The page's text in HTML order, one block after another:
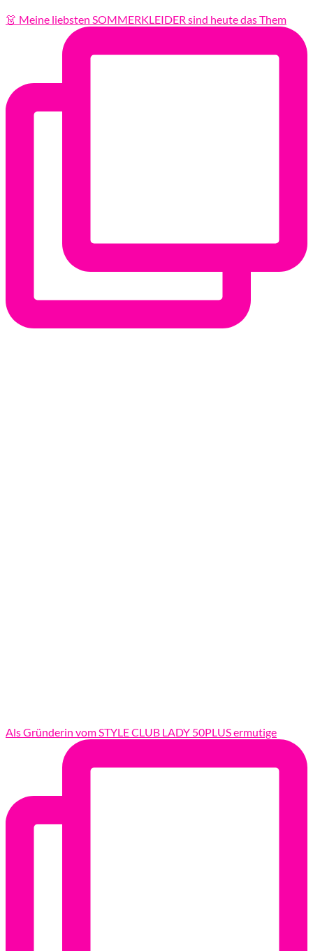
👗 Meine liebsten SOMMERKLEIDER sind heute das Them
Als Gründerin vom STYLE CLUB LADY 50PLUS ermutige